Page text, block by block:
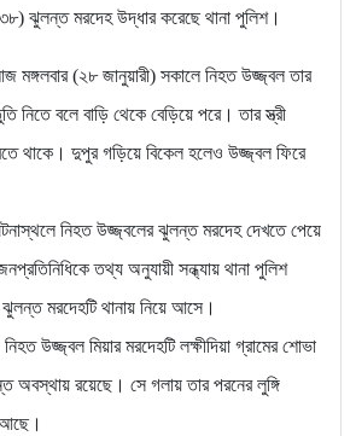
ঝুলন্ত মরদেহ উদ্ধার করেছে থানা পুলিশ।
মঙ্গলবার (২৮ জানুয়ারী) সকালে নিহত উজ্জ্বল তার
নিতে বলে বাড়ি থেকে বেড়িয়ে পরে। তার স্ত্রী
থাকে। দুপুর গড়িয়ে বিকেল হলেও উজ্জ্বল ফিরে
ঘটনাস্থলে নিহত উজ্জ্বলের ঝুলন্ত মরদেহ দেখতে পেয়ে
তথ্য অনুযায়ী সন্ধ্যায় থানা পুলিশ
মরদেহটি থানায় নিয়ে আসে।
উজ্জ্বল মিয়ার মরদেহটি লক্ষীদিয়া গ্রামের শোভা
অবস্থায় রয়েছে। সে গলায় তার পরনের লুঙ্গি
আছে।